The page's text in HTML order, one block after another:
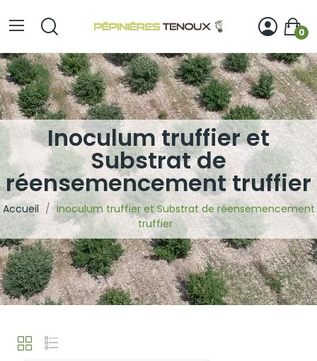
0
Inoculum truffier et
Substrat de
réensemencement truffier
Accueil
Inoculum truffier et Substrat de réensemencement
truffier